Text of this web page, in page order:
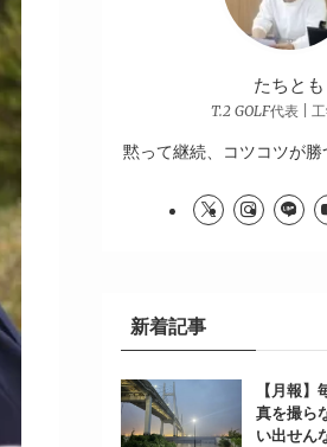
たちとも
T.2 GOLF代表 |
黙って継続、コツコツが勝
新着記事
【月報
真を撮ら
い出せん